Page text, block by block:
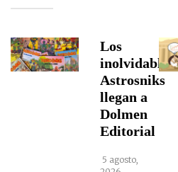
Los
inolvidables
Astrosniks
llegan a
Dolmen
Editorial
5 agosto,